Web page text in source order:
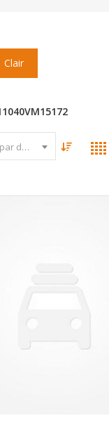
Clair
Trier par date